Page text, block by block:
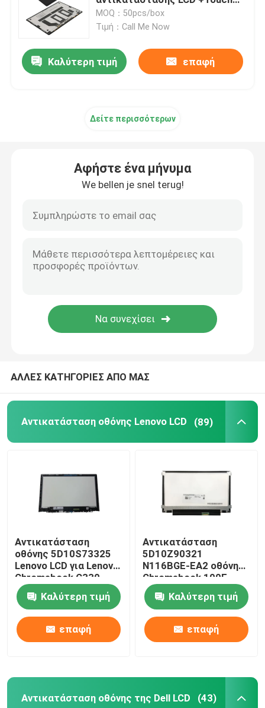
Αντικατάσταση επιφάνειας LCD της Microsoft
Αντικατάσταση οθόνης Asus LCD
Οθόνη AIO LCD
Τσιπ ολοκληρωμένων κυκλωμάτων
Κάλυψη Palmrest lap-top
Αντικατάσταση πληκτρολογίων lap-top
οθόνης επιφάνειας
MOQ：50pcs/box
Τιμή：Call Me Now
Καλύτερη τιμή επαφή
Δείτε περισσότερων
Αφήστε ένα μήνυμα
We bellen je snel terug!
ΑΛΛΕΣ ΚΑΤΗΓΟΡΙΕΣ ΑΠΟ ΜΑΣ
Αντικατάσταση οθόνης Lenovo LCD (89)
Αντικατάσταση
οθόνης 5D10S73325
Lenovo LCD για Lenovo
Chromebook C330
B116XAB01
Καλύτερη τιμή
επαφή
Αντικατάσταση
5D10Z90321
N116BGE-EA2 οθόνης
Chromebook 100E
Gen3 AMD LCD Lenovo
Καλύτερη τιμή
επαφή
Αντικατάσταση οθόνης της Dell LCD (43)